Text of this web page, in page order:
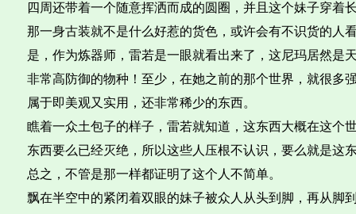
四周还带着一个随意挥洒而成的圆圈，并且这个妹子穿着
那一身古装就不是什么好惹的货色，或许会有不识货的人
是，作为炼器师，雷若是一眼就看出来了，这尼玛居然是
非常高防御的物种！至少，在她之前的那个世界，就很多
属于即美观又实用，还非常稀少的东西。
瞧着一众土包子的样子，雷若就知道，这东西大概在这个
东西要么已经灭绝，所以这些人压根不认识，要么就是这
总之，不管是那一样都证明了这个人不简单。
飘在半空中的紧闭着双眼的妹子被众人从头到脚，再从脚